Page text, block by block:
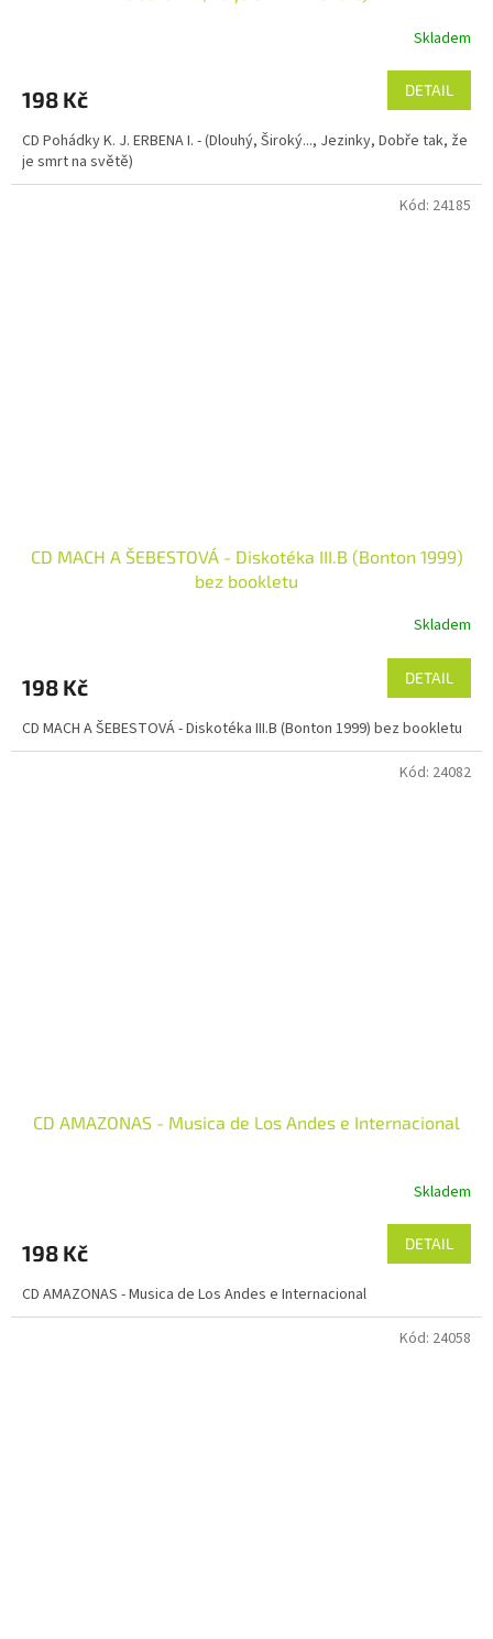
Skladem
198 Kč DETAIL
CD Pohádky K. J. ERBENA I. - (Dlouhý, Široký..., Jezinky, Dobře tak, že
je smrt na světě)
CD MACH A ŠEBESTOVÁ - Diskotéka III.B (Bonton 1999)
bez bookletu
Skladem
198 Kč DETAIL
CD MACH A ŠEBESTOVÁ - Diskotéka III.B (Bonton 1999) bez bookletu
Kód: 24185
CD AMAZONAS - Musica de Los Andes e Internacional
Skladem
198 Kč DETAIL
CD AMAZONAS - Musica de Los Andes e Internacional
Kód: 24082
Kód: 24058